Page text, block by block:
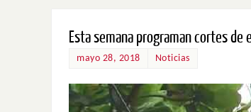
Esta semana programan cortes de
mayo 28, 2018 Noticias